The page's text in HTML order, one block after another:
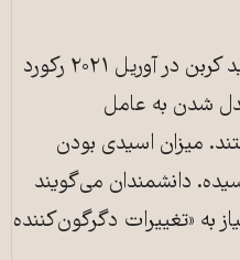
غلظت متوسط جهانی دی اکسید کربن در آوریل ۲۰۲۱ رکورد
شدن به عامل
میزان اسیدی بودن
دانشمندان می‌گویند
به «تغییرات دگرگون‌کننده